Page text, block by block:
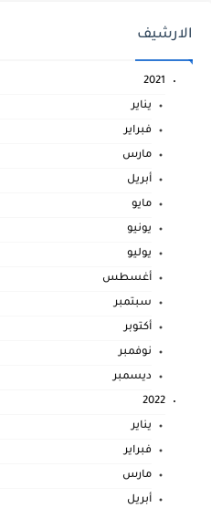
الارشيف
2021
يناير
فبراير
مارس
أبريل
مايو
يونيو
يوليو
أغسطس
سبتمبر
أكتوبر
نوفمبر
ديسمبر
2022
يناير
فبراير
مارس
أبريل